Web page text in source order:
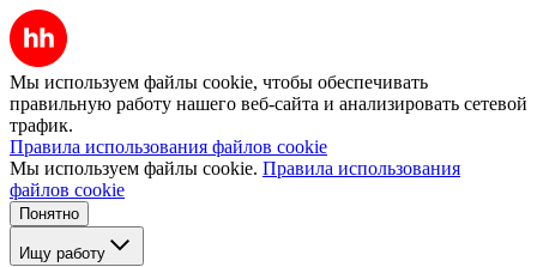
Мы используем файлы cookie, чтобы обеспечивать
правильную работу нашего веб-сайта и анализировать сетевой
трафик.
Правила использования файлов cookie
Мы используем файлы cookie. Правила использования
файлов cookie
Понятно
Ищу работу